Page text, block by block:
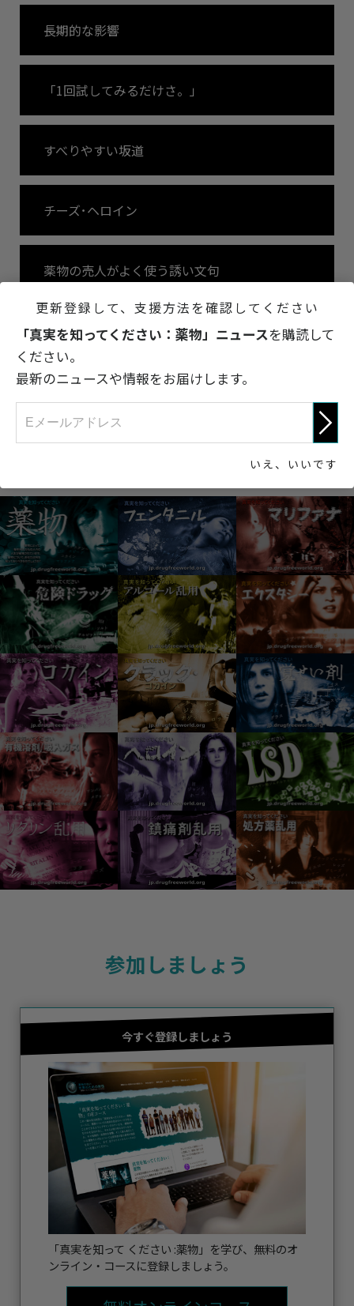
長期的な影響
「1回試してみるだけさ。」
すべりやすい坂道
チーズ･ヘロイン
薬物の売人がよく使う誘い文句
真実を知ってください：
薬物
参加しましょう
今すぐ登録しましょう
「真実を知って ください :薬物」を学び、無料のオ
ンライン・コースに登録しましょう。
更新登録して、支援方法を確認してください
「真実を知ってください：薬物」ニュースを購読して
ください。
最新のニュースや情報をお届けします。
いえ、いいです